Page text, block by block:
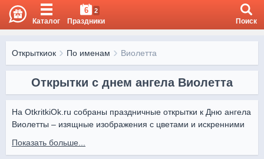
Каталог
6 2
Праздники Поиск
Открыткиок По именам Виолетта
Открытки с днем ангела Виолетта
На OtkritkiOk.ru собраны праздничные открытки к Дню ангела
Виолетты – изящные изображения с цветами и искренними
Показать больше...